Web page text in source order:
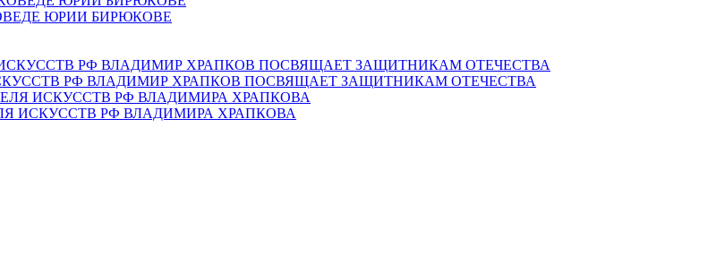
ЮРИИ БИРЮКОВЕ
РФ ВЛАДИМИР ХРАПКОВ ПОСВЯЩАЕТ ЗАЩИТНИКАМ ОТЕЧЕСТВА
ИСКУССТВ РФ ВЛАДИМИРА ХРАПКОВА